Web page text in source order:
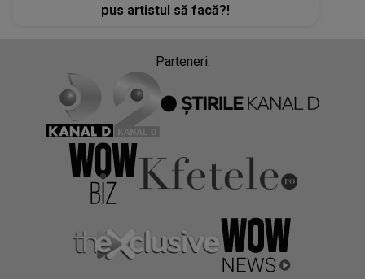
pus artistul să facă?!
Parteneri: